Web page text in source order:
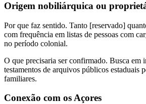
Origem nobiliárquica ou
Por que faz sentido. Tanto [reservado]
com frequência em listas de pessoas com
no período colonial.
O que precisaria ser confirmado. Busca em
testamentos de arquivos públicos estaduais
familiares.
Conexão com os Açores